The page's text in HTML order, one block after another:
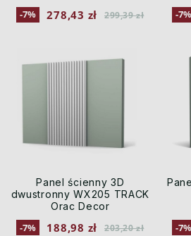
-7% 278,43 zł 299,39 zł -7%
Panel ścienny 3D
dwustronny WX205 TRACK
Orac Decor
-7% 188,98 zł 203,20 zł -7%